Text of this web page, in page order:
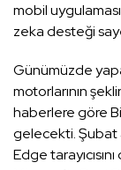
mobil
zeka desteği
Günümüzde
motorlarının
haberlere göre
gelecekti. Şubat
Edge